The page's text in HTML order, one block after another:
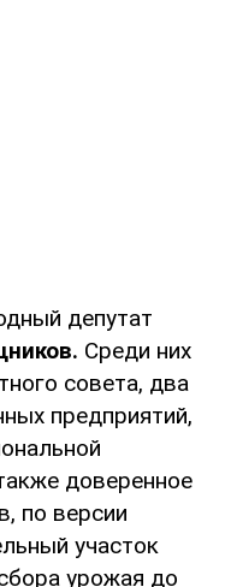
депутат
Среди них
совета, два
предприятий,
доверенное
по версии
участок
урожая до